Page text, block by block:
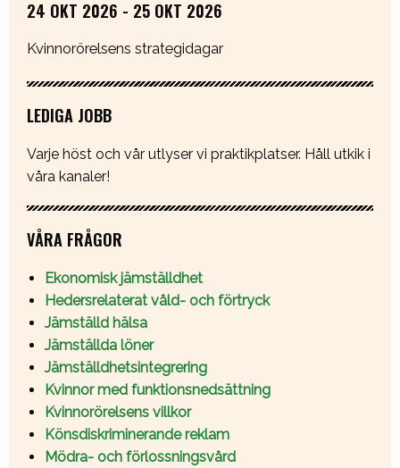
24 OKT 2026 - 25 OKT 2026
Kvinnorörelsens strategidagar
LEDIGA JOBB
Varje höst och vår utlyser vi praktikplatser. Håll utkik i
våra kanaler!
VÅRA FRÅGOR
Ekonomisk jämställdhet
Hedersrelaterat våld- och förtryck
Jämställd hälsa
Jämställda löner
Jämställdhetsintegrering
Kvinnor med funktionsnedsättning
Kvinnorörelsens villkor
Könsdiskriminerande reklam
Mödra- och förlossningsvård